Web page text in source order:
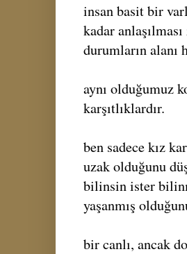
insan basit bir
kadar
durumların alanı
aynı olduğumuz
karşıtlıklardır.
ben sadece kız
uzak olduğunu
bilinsin ister
yaşanmış
bir canlı, ancak